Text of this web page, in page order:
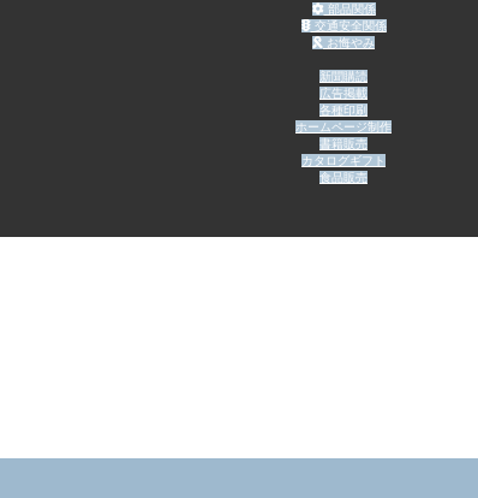
部品関係
交通安全関係
お悔やみ
新聞購読
広告掲載
各種印刷
ホームページ制作
書籍販売
カタログギフト
食品販売